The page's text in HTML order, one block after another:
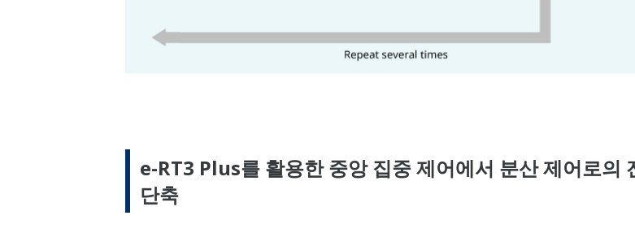
e-RT3 Plus를 활용한 중앙 집중 제어에서 분산 제어로
단축